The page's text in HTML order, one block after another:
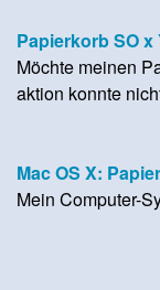
Papierkorb SO x
Möchte meinen
aktion konnte
Mac OS X:
Mein